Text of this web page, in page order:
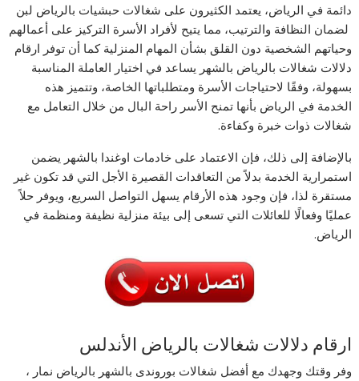
دائمة في الرياض، يعتمد الكثيرون على شغالات حبشيات بالرياض لبن
لضمان النظافة والترتيب، مما يتيح لأفراد الأسرة التركيز على أعمالهم
وحياتهم الشخصية دون القلق بشأن المهام المنزلية كما أن توفر ارقام
دلالات شغالات بالرياض بالشهر يساعد في اختيار العاملة المناسبة
بسهولة، وفقًا لاحتياجات الأسرة ومتطلباتها الخاصة، وتتميز هذه
الخدمة في الرياض بأنها تمنح الأسر راحة البال من خلال التعامل مع
شغالات ذوات خبرة وكفاءة.
بالإضافة إلى ذلك، فإن الاعتماد على خادمات اوغندا بالشهر يضمن
استمرارية الخدمة بدلاً من التعاقدات القصيرة الأجل التي قد تكون غير
مستقرة لذا، فإن وجود هذه الأرقام يسهل التواصل السريع، ويوفر حلاً
عمليًا وفعالًا للعائلات التي تسعى إلى بيئة منزلية نظيفة ومنظمة في
الرياض.
ارقام دلالات شغالات بالرياض الأندلس
وفر وقتك وجهدك مع أفضل شغالات بوروندى بالشهر بالرياض نمار ،